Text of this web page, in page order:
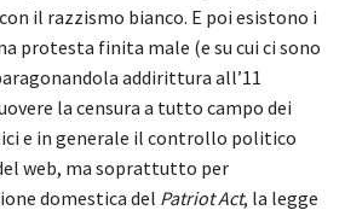
il razzismo bianco. E poi esistono i
protesta finita male (e su cui ci sono
addirittura all’11
la censura a tutto campo dei
e in generale il controllo politico
web, ma soprattutto per
domestica del Patriot Act, la legge